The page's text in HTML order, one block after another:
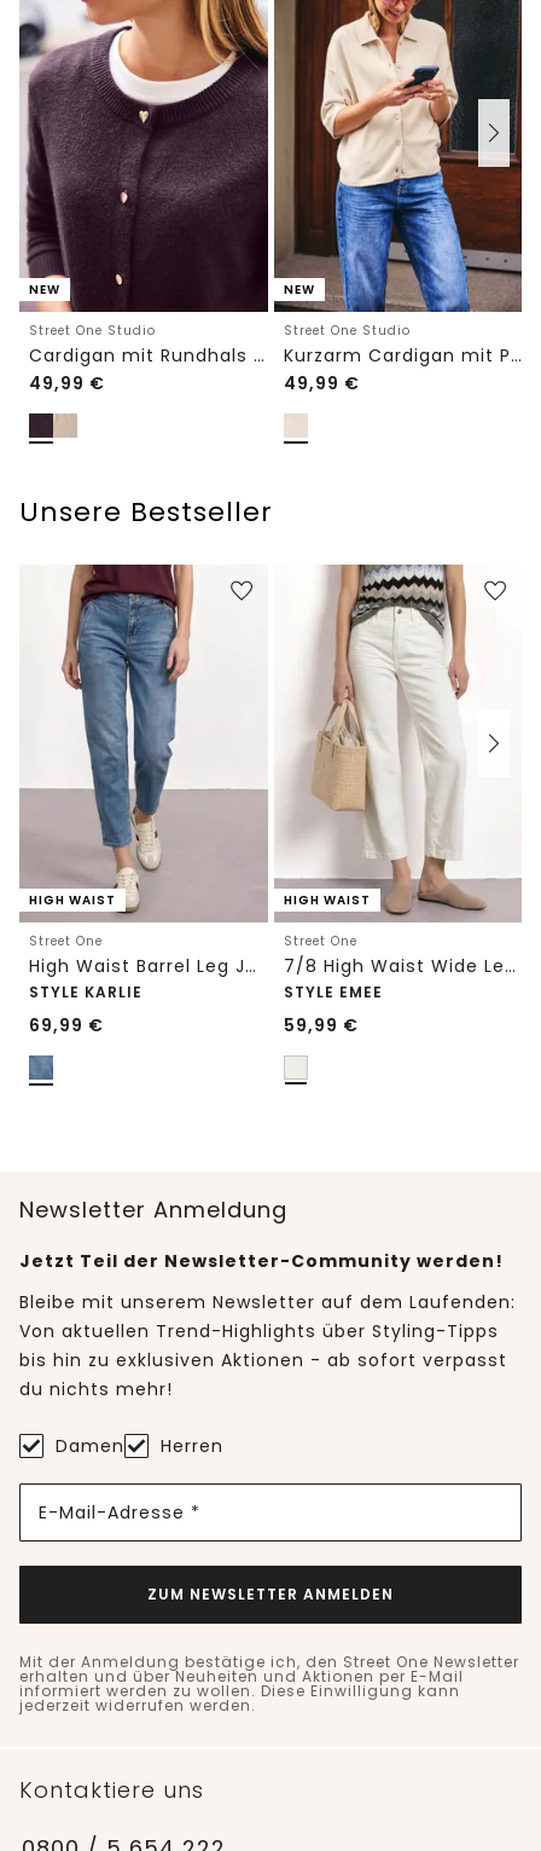
NEW
Street One Studio
Cardigan mit Rundhals und Knöpfen
49,99 €
NEW
Street One Studio
Kurzarm Cardigan mit Polokragen
49,99 €
Unsere Bestseller
HIGH WAIST
Street One
High Waist Barrel Leg Jeans im Loose Fit
STYLE KARLIE
69,99 €
HIGH WAIST
Street One
7/8 High Waist Wide Leg Jeans im Loose Fit
STYLE EMEE
59,99 €
Newsletter Anmeldung
Jetzt Teil der Newsletter-Community werden!
Bleibe mit unserem Newsletter auf dem Laufenden:
Von aktuellen Trend-Highlights über Styling-Tipps
bis hin zu exklusiven Aktionen - ab sofort verpasst
du nichts mehr!
Damen Herren
E-Mail-Adresse *
ZUM NEWSLETTER ANMELDEN
Mit der Anmeldung bestätige ich, den Street One Newsletter
erhalten und über Neuheiten und Aktionen per E-Mail
informiert werden zu wollen. Diese Einwilligung kann
jederzeit widerrufen werden.
Kontaktiere uns